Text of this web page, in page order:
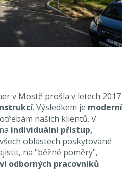
v Mostě prošla v letech 2017
. Výsledkem je moderní
našich klientů. V
individuální přístup,
oblastech poskytované
na "běžné poměry",
odborných pracovníků.